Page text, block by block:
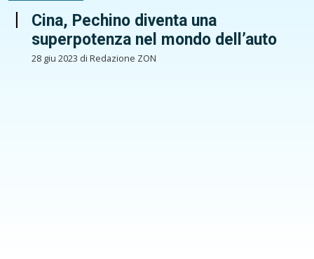
Cina, Pechino diventa una
superpotenza nel mondo dell’auto
28 giu 2023 di Redazione ZON